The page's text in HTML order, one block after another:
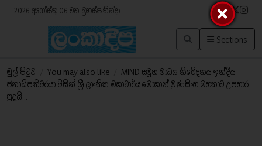
2026 අගෝස්තු 06 වන බ්‍රහස්පතින්දා
Sections
මුල් පිටුව You may also like
MIND සමූහ මාධ්‍ය නිවේදනය ඉන්දීය
ජනාධිපතිවරයා විසින් ශ්‍රී ලාංකික මහාචාර්ය මොහාන් මුණසිංහ මහතාට උපහාර
පුදයි...